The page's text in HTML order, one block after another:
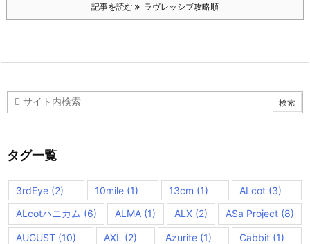
記事を読む ラヴレッシブ攻略順
タグ一覧
3rdEye (2) 10mile(1) 13cm (1) ALcot(3)
ALcotハニカム (6) ALMA (1) ALX(2) ASa Project(8)
AUGUST (10) AXL (2) Azurite(1) Cabbit(1)